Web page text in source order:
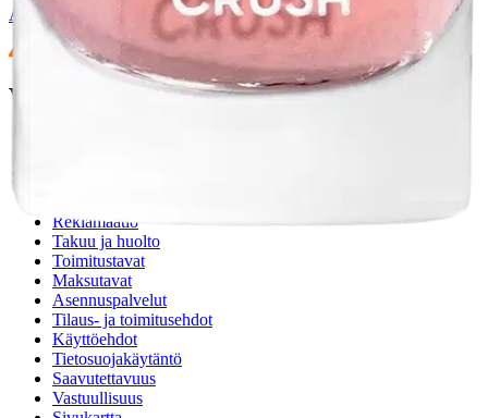
Anna palautetta Avautuu uuteen välilehteen
Verkkokauppa
Reklamaatio
Takuu ja huolto
Toimitustavat
Maksutavat
Asennuspalvelut
Tilaus- ja toimitusehdot
Käyttöehdot
Tietosuojakäytäntö
Saavutettavuus
Vastuullisuus